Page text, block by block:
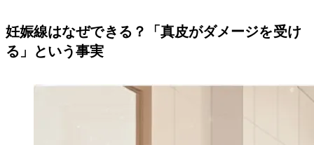
妊娠線はなぜできる？「真皮がダメージを受け
る」という事実